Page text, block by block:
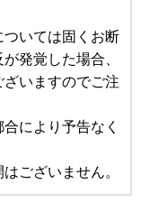
ついては固くお断
発覚した場合、
いますのでご注
により予告なく
ございません。